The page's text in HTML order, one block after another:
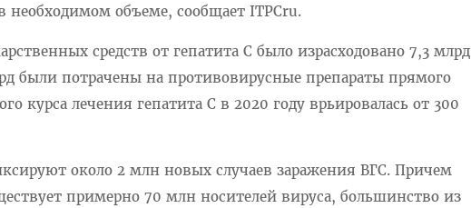
необходимом объеме, сообщает ITPCru.
средств от гепатита С было израсходовано 7,3 млрд
были потрачены на противовирусные препараты прямого
курса лечения гепатита С в 2020 году врьировалась от 300
около 2 млн новых случаев заражения ВГС. Причем
примерно 70 млн носителей вируса, большинство из